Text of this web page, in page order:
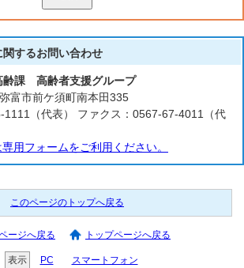
関するお問い合わせ
課 高齢者支援グループ
富市前ケ須町南本田335
1111（代表） ファクス：0567-67-4011（代
用フォームをご利用ください。
このページのトップへ戻る
ージへ戻る トップページへ戻る
表示 PC スマートフォン